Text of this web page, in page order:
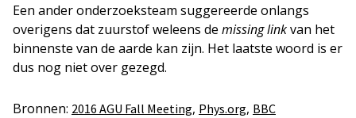
Een ander onderzoeksteam suggereerde onlangs
overigens dat zuurstof weleens de missing linkvan het
binnenste van de aarde kan zijn. Het laatste woord is er
dus nog niet over gezegd.
Bronnen: 2016 AGU Fall Meeting, Phys.org, BBC